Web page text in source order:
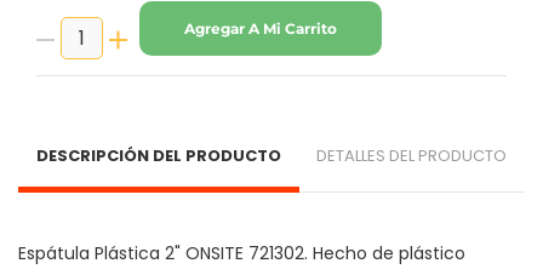
Agregar A Mi Carrito
DESCRIPCIÓN DEL PRODUCTO DETALLES DEL PRODUCTO
Espátula Plástica 2" ONSITE 721302. Hecho de plástico